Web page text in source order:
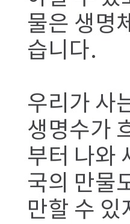
물은 생명
습니다.
우리가 사
생명수가
부터 나와
국의 만물
만할 수 있